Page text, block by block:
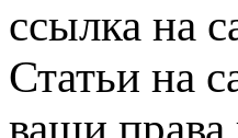
ссылка на
Статьи на